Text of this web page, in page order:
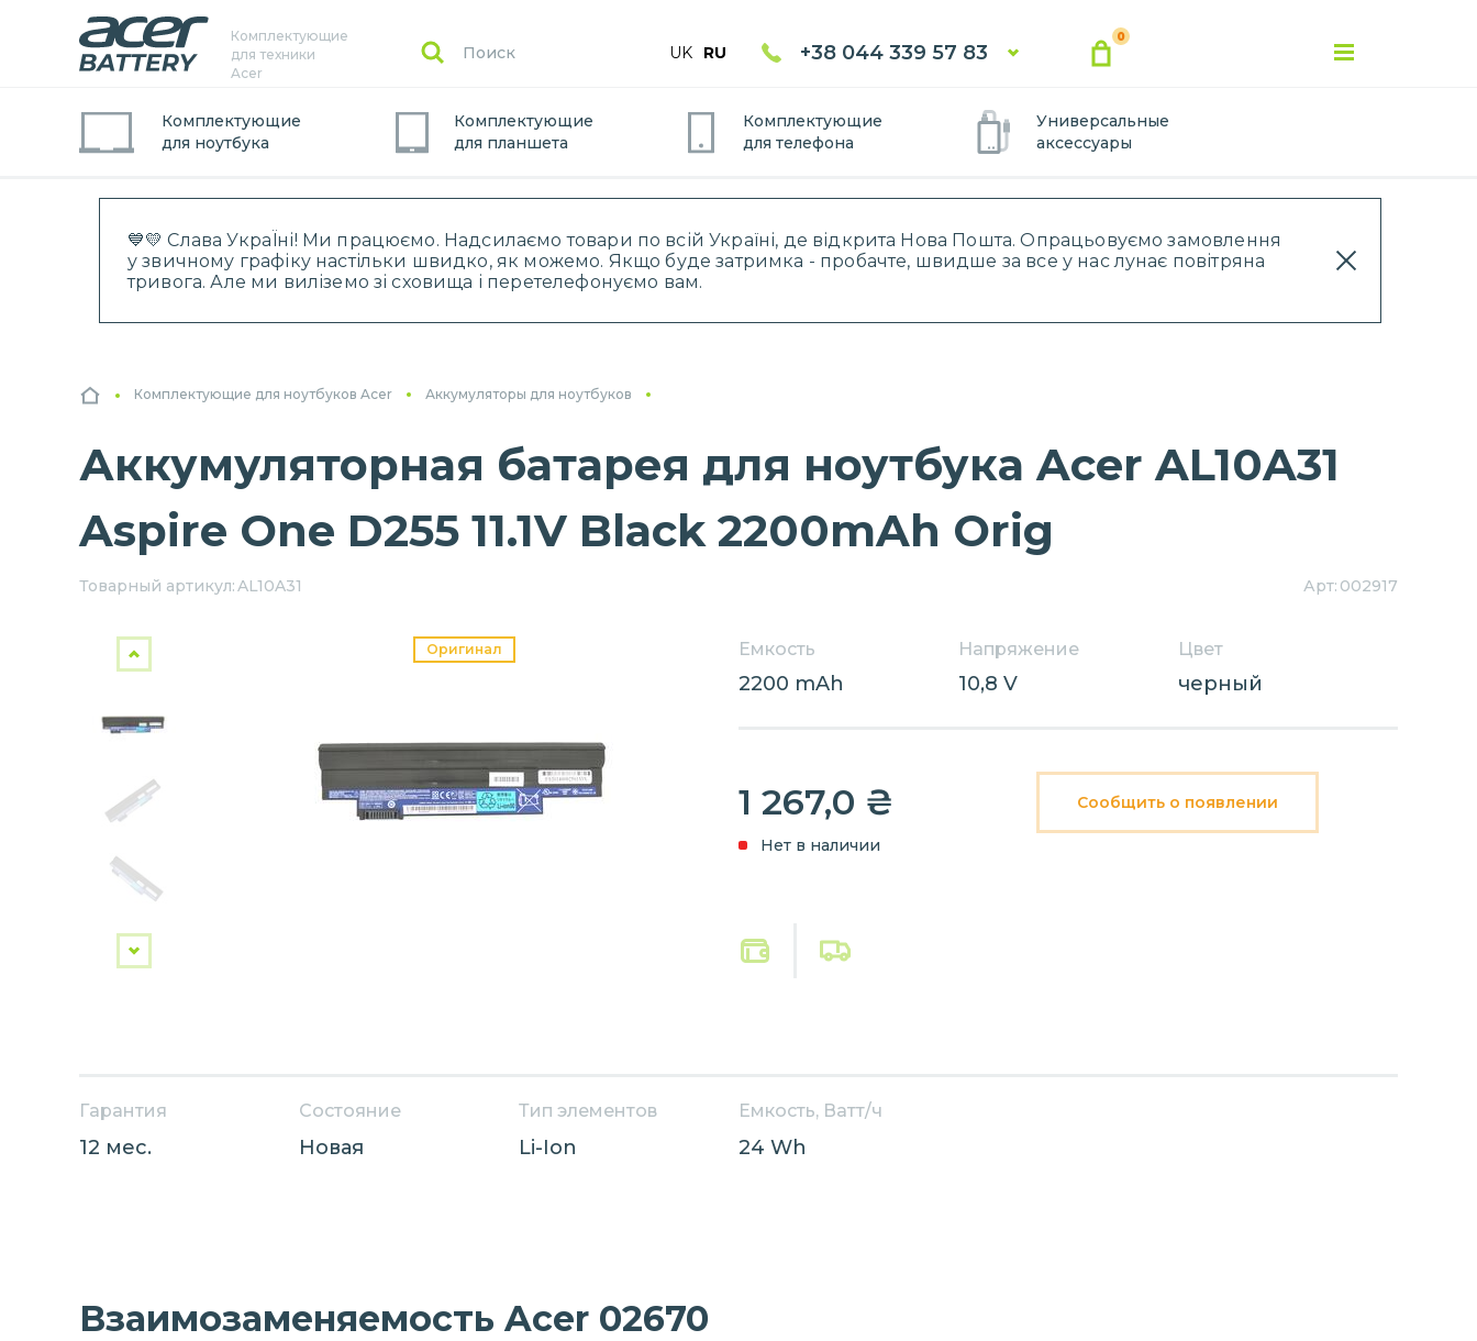
💙💛 Слава УкраЇні! Ми працюємо. Надсилаємо товари по всій Україні, де відкрита Нова Пошта. Опрацьовуємо замовлення
у звичному графіку настільки швидко, як можемо. Якщо буде затримка - пробачте, швидше за все у нас лунає повітряна
тривога. Але ми виліземо зі сховища і перетелефонуємо вам.
Комплектующие
для техники
Acer
UK RU +38 044 339 57 83
0
Комплектующие
для ноутбука
Комплектующие
для планшета
Комплектующие
для телефона
Универсальные
аксессуары
Комплектующие для ноутбуков Acer Аккумуляторы для ноутбуков
Аккумуляторная батарея для ноутбука Acer AL10A31
Aspire One D255 11.1V Black 2200mAh Orig
Товарный артикул:AL10A31 Арт: 002917
Оригинал Емкость
2200 mAh
Напряжение
10,8 V
Цвет
черный
1 267,0 ₴
Нет в наличии
Сообщить о появлении
Гарантия
12 мес.
Состояние
Новая
Тип элементов
Li-Ion
Емкость, Ватт/ч
24 Wh
Взаимозаменяемость Acer 02670